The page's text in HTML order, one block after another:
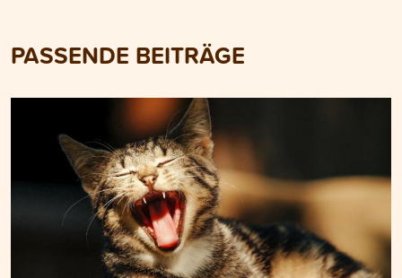
PASSENDE BEITRÄGE